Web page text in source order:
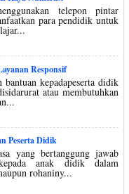
telepon pintar
para pendidik untuk
Responsif
kepadapeserta didik
atau membutuhkan
Peserta Didik
yang bertanggung jawab
anak didik dalam
rohaniny...